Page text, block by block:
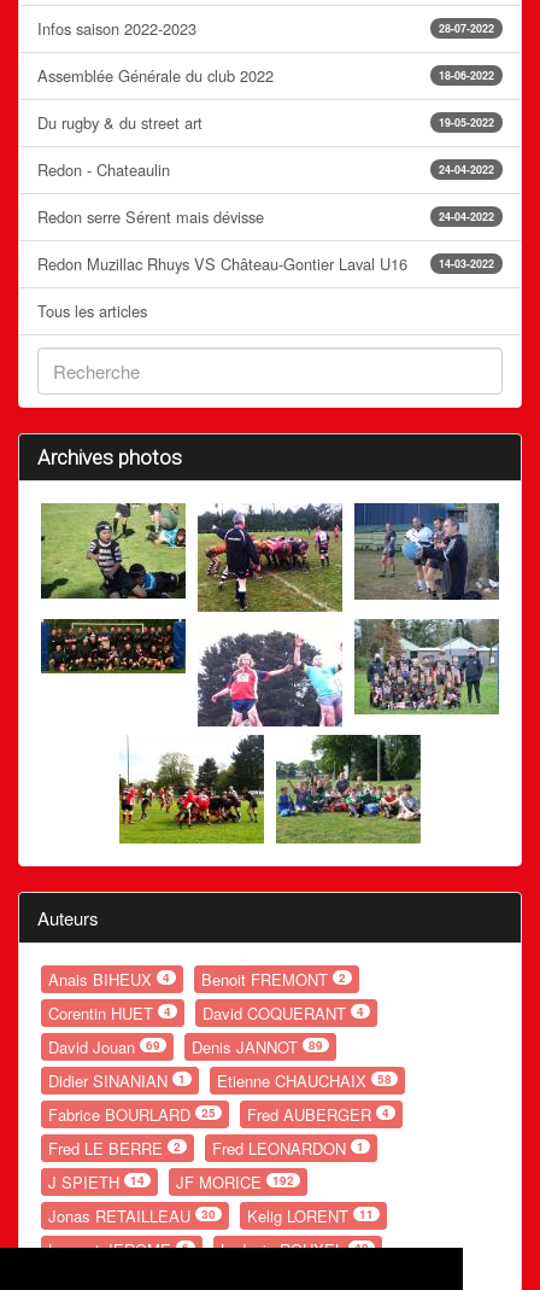
28-07-2022
Infos saison 2022-2023
18-06-2022
Assemblée Générale du club 2022
19-05-2022
Du rugby & du street art
24-04-2022
Redon - Chateaulin
24-04-2022
Redon serre Sérent mais dévisse
14-03-2022
Redon Muzillac Rhuys VS Château-Gontier Laval U16
Tous les articles
Archives photos
Auteurs
Anais BIHEUX 4 Benoit FREMONT 2
Corentin HUET 4 David COQUERANT 4
David Jouan 69 Denis JANNOT 89
Didier SINANIAN 1 Etienne CHAUCHAIX 58
Fabrice BOURLARD 25 Fred AUBERGER 4
Fred LE BERRE 2 Fred LEONARDON 1
J SPIETH 14 JF MORICE 192
Jonas RETAILLEAU 30 Kelig LORENT 11
Laurent JEROME 6 Ludovic ROUXEL 48